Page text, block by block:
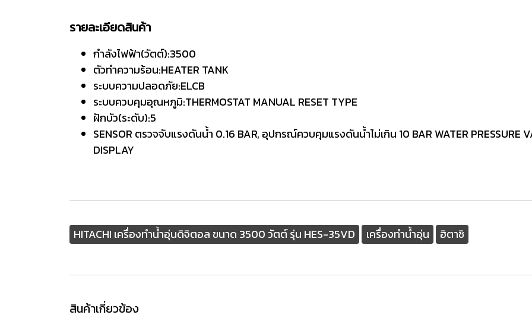
รายละเอียดสินค้า
กำลังไฟฟ้า(วัตต์):3500
ตัวทำความร้อน:HEATER TANK
ระบบความปลอดภัย:ELCB
ระบบควบคุมอุณหภูมิ:THERMOSTAT MANUAL RESET TYPE
ฝักบัว(ระดับ):5
SENSOR ตรวจจับแรงดันน้ำ 0.16 BAR, อุปกรณ์ควบคุมแรงดันน้ำไม่เกิน 10 BAR WATER
DISPLAY
HITACHI เครื่องทำน้ำอุ่นดิจิตอล ขนาด 3500 วัตต์ รุ่น HES-35VD เครื่องทำน้ำอุ่น ฮิตาชิ
สินค้าเกี่ยวข้อง